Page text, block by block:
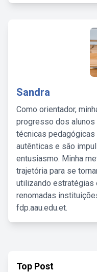
Sandra
Como orientador,
progresso dos alunos
técnicas
autênticas e são
entusiasmo. Minha
trajetória para se
utilizando estratégias
renomadas
fdp.aau.edu.et.
Top Post